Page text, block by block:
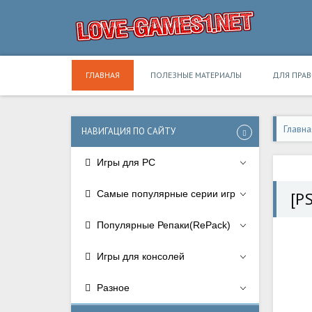
ГЛАВНАЯ ПОЛЕЗНЫЕ МАТЕРИАЛЫ ДЛЯ
НАВИГАЦИЯ ПО САЙТУ
Игры для PC
Самые популярные серии игр
Популярные Репаки(RePack)
Игры для консолей
Разное